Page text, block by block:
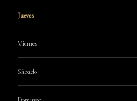
Jueves
Viernes
Sábado